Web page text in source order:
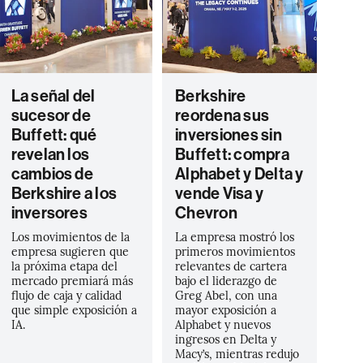
La señal del
sucesor de
Buffett: qué
revelan los
cambios de
Berkshire a los
inversores
Los movimientos de la
empresa sugieren que
la próxima etapa del
mercado premiará más
flujo de caja y calidad
que simple exposición a
IA.
Berkshire
reordena sus
inversiones sin
Buffett: compra
Alphabet y Delta y
vende Visa y
Chevron
La empresa mostró los
primeros movimientos
relevantes de cartera
bajo el liderazgo de
Greg Abel, con una
mayor exposición a
Alphabet y nuevos
ingresos en Delta y
Macy’s, mientras redujo